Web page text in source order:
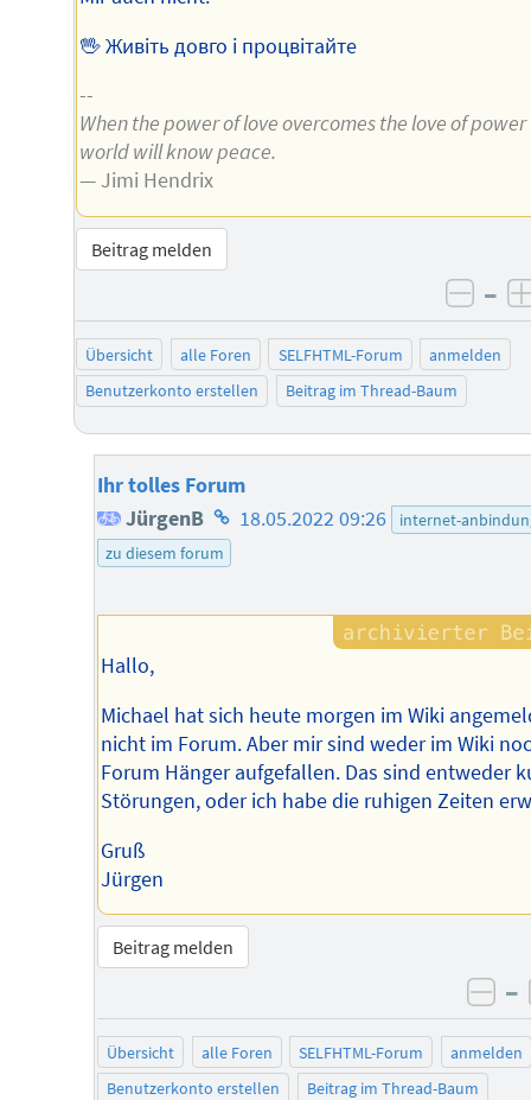
🖖 Живіть довго і процвітайте
--
When the power of love overcomes the love of
world will know peace.
— Jimi Hendrix
Beitrag melden
–
Übersicht alle Foren SELFHTML-Forum
anmelden
Benutzerkonto erstellen
Beitrag im Thread-Baum
Ihr tolles Forum
JürgenB Homepage
des
18.05.2022 09:26
internet-
zu diesem forum
Hallo,
Michael hat sich heute morgen im Wiki
nicht im Forum. Aber mir sind weder im Wiki
Forum Hänger aufgefallen. Das sind entweder
Störungen, oder ich habe die ruhigen Zeiten
Gruß
Jürgen
Beitrag melden
–
Übersicht alle Foren SELFHTML-Forum
anmelden
Benutzerkonto erstellen
Beitrag im Thread-Baum